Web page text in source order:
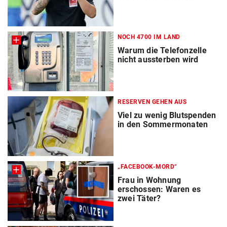
NOCH 4700 IM LAND
Warum die Telefonzelle
nicht aussterben wird
RESERVEN GEHEN AUS
Viel zu wenig Blutspenden
in den Sommermonaten
„FACEBOOK-MORD“
Frau in Wohnung
erschossen: Waren es
zwei Täter?